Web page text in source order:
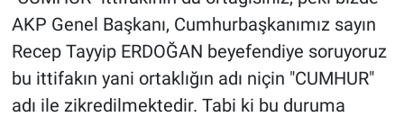
AKP Genel Başkanı, Cumhurbaşkanımız sayın
Recep Tayyip ERDOĞAN beyefendiye soruyoruz
bu ittifakın yani ortaklığın adı niçin "CUMHUR"
adı ile zikredilmektedir. Tabi ki bu duruma